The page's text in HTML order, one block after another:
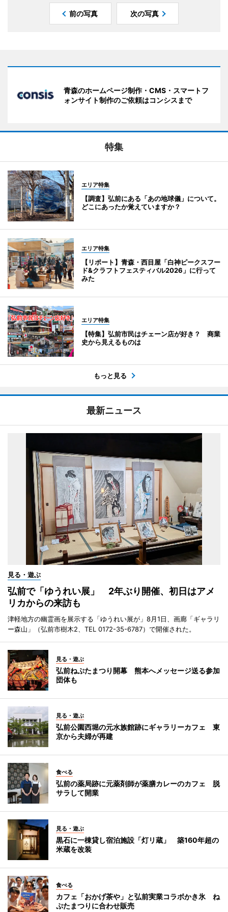
前の写真 次の写真
青森のホームページ制作・CMS・スマートフ
ォンサイト制作のご依頼はコンシスまで
特集
エリア特集
【調査】弘前にある「あの地球儀」について。
どこにあったか覚えていますか？
エリア特集
【リポート】青森・西目屋「白神ピークスフー
ド&クラフトフェスティバル2026」に行って
みた
エリア特集
【特集】弘前市民はチェーン店が好き？ 商業
史から見えるものは
もっと見る
最新ニュース
見る・遊ぶ
弘前で「ゆうれい展」 2年ぶり開催、初日はアメ
リカからの来訪も
津軽地方の幽霊画を展示する「ゆうれい展が」8月1日、画廊「ギャラリ
ー森山」（弘前市樹木2、TEL 0172-35-6787）で開催された。
見る・遊ぶ
弘前ねぷたまつり開幕 熊本へメッセージ送る参加
団体も
見る・遊ぶ
弘前公園西堀の元水族館跡にギャラリーカフェ 東
京から夫婦が再建
食べる
弘前の薬局跡に元薬剤師が薬膳カレーのカフェ 脱
サラして開業
見る・遊ぶ
黒石に一棟貸し宿泊施設「灯リ蔵」 築160年超の
米蔵を改装
食べる
カフェ「おかげ茶や」と弘前実業コラボかき氷 ね
ぷたまつりに合わせ販売